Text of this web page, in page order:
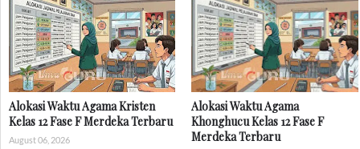
Alokasi Waktu Agama Kristen
Kelas 12 Fase F Merdeka Terbaru
August 06, 2026
Alokasi Waktu Agama
Khonghucu Kelas 12 Fase F
Merdeka Terbaru